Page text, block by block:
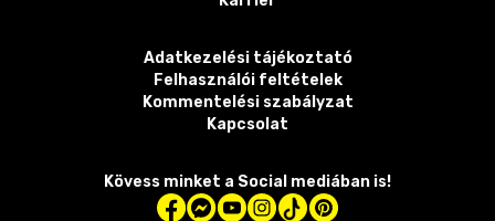
Adatkezelési tájékoztató
Felhasználói feltételek
Kommentelési szabályzat
Kapcsolat
Kövess minket a Social mediában is!